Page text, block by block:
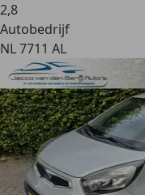
2,8
Autobedrijf
NL 7711 AL